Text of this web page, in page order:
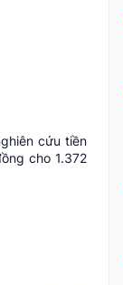
cứu tiền
cho 1.372